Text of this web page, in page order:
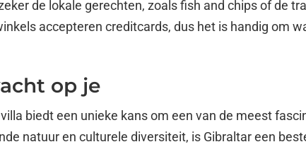
de lokale gerechten, zoals fish and chips of de
accepteren creditcards, dus het is handig om
op je
biedt een unieke kans om een van de meest
natuur en culturele diversiteit, is Gibraltar een